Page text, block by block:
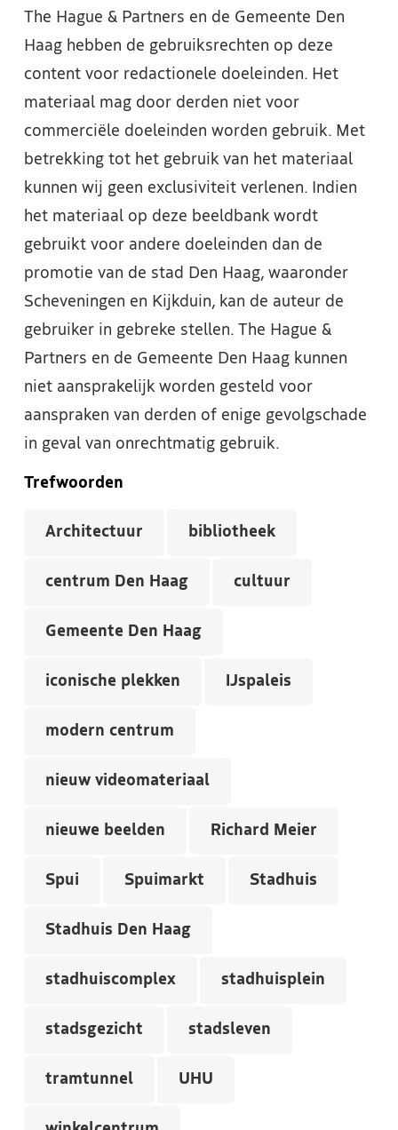
The Hague & Partners en de Gemeente Den
Haag hebben de gebruiksrechten op deze
content voor redactionele doeleinden. Het
materiaal mag door derden niet voor
commerciële doeleinden worden gebruik. Met
betrekking tot het gebruik van het materiaal
kunnen wij geen exclusiviteit verlenen. Indien
het materiaal op deze beeldbank wordt
gebruikt voor andere doeleinden dan de
promotie van de stad Den Haag, waaronder
Scheveningen en Kijkduin, kan de auteur de
gebruiker in gebreke stellen. The Hague &
Partners en de Gemeente Den Haag kunnen
niet aansprakelijk worden gesteld voor
aanspraken van derden of enige gevolgschade
in geval van onrechtmatig gebruik.
Trefwoorden
Architectuur bibliotheek
centrum Den Haag cultuur
Gemeente Den Haag
iconische plekken IJspaleis
modern centrum
nieuw videomateriaal
nieuwe beelden Richard Meier
Spui Spuimarkt Stadhuis
Stadhuis Den Haag
stadhuiscomplex stadhuisplein
stadsgezicht stadsleven
tramtunnel UHU